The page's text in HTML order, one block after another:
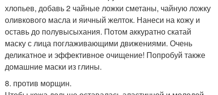
хлопьев, добавь 2 чайные ложки сметаны, чайную ложку
оливкового масла и яичный желток. Нанеси на кожу и
оставь до полувысыхания. Потом аккуратно скатай
маску с лица поглаживающими движениями. Очень
деликатное и эффективное очищение! Попробуй также
домашние маски из глины.
8. против морщин.